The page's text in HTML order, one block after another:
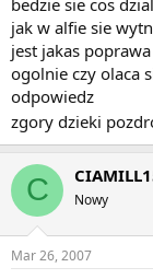
jak w alfie sie
jest jakas
ogolnie czy olaca
odpowiedz
zgory dzieki
C Nowy
Mar 26, 2007